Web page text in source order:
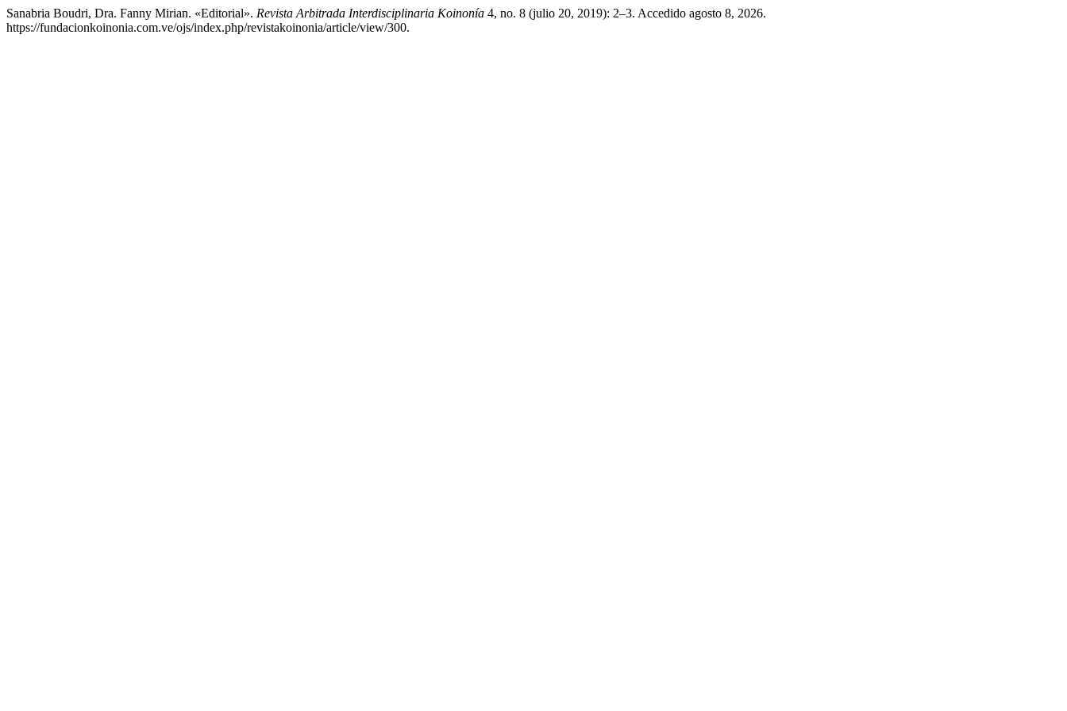
Sanabria Boudri, Dra. Fanny Mirian. «Editorial». Revista Arbitrada Interdisciplinaria Koinonía 4, no. 8 (julio 20, 2019): 2–3. Accedido agosto 8, 2026.
https://fundacionkoinonia.com.ve/ojs/index.php/revistakoinonia/article/view/300.